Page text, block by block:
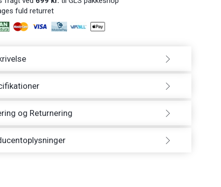
fuld returret
og Returnering